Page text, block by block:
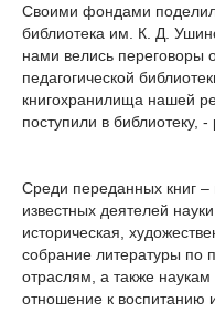
Своими фондами
библиотека им. К. Д.
нами велись переговоры
педагогической
книгохранилища нашей
поступили в библиотеку, -
Среди переданных книг
известных деятелей
историческая,
собрание литературы по
отраслям, а также
отношение к воспитанию